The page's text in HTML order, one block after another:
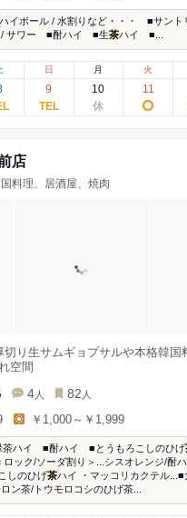
ハイボール / 水割りなど・・・ ■サン
/ サワー ■酎ハイ ■生茶ハイ ■...
日
9
月
10
火
11
店
料理、居酒屋、焼肉
切り生サムギョプサルや本格韓
空間
4 人 82 人
￥1,000～￥1,999
茶ハイ ■酎ハイ ■とうもろこしのひげ
ク/ソーダ割り＞...シスオレンジ/酎ハ
しのひげ茶ハイ ・マッコリカクテル...■
ン茶/トウモロコシのひげ茶...